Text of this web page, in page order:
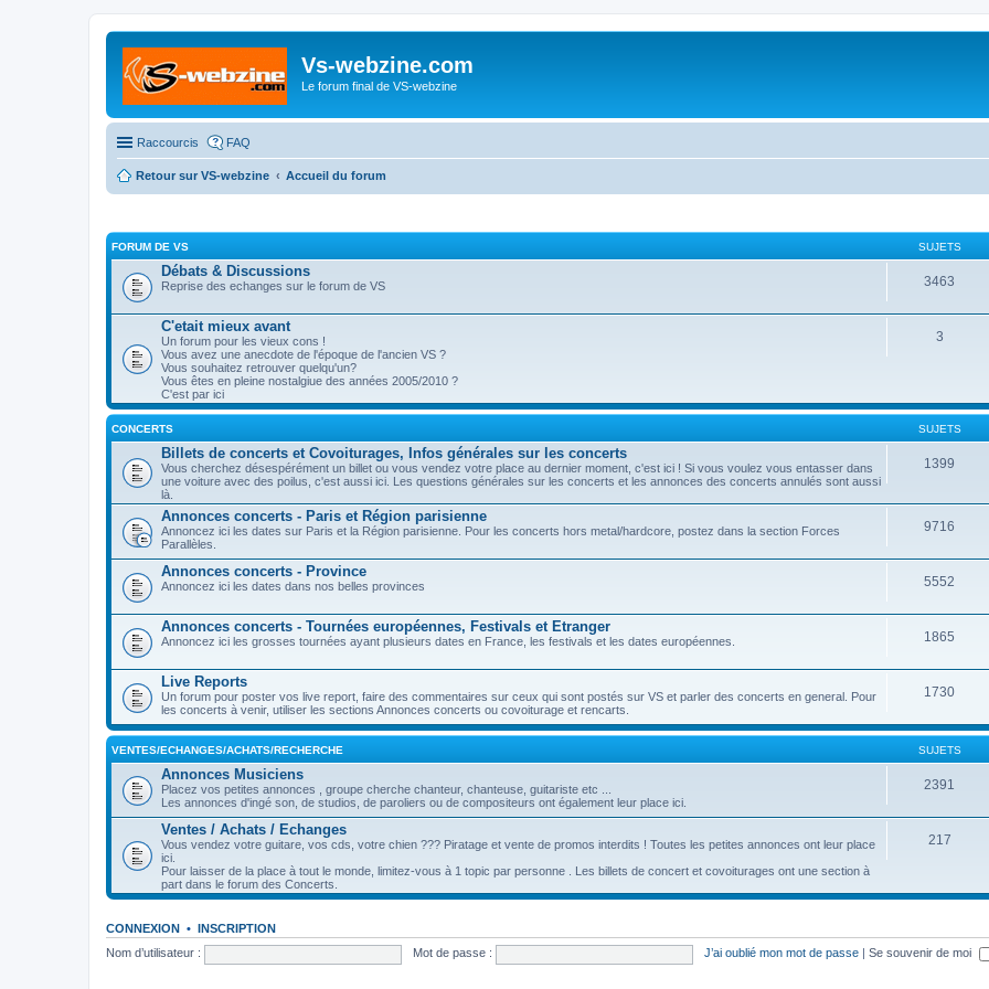
Vs-webzine.com
Le forum final de VS-webzine
Raccourcis FAQ
Retour sur VS-webzine Accueil du forum
FORUM DE VS SUJETS
Débats & Discussions
Reprise des echanges sur le forum de VS 3463
C'etait mieux avant
Un forum pour les vieux cons !
Vous avez une anecdote de l'époque de l'ancien VS ?
Vous souhaitez retrouver quelqu'un?
Vous êtes en pleine nostalgiue des années 2005/2010 ?
C'est par ici
3
CONCERTS SUJETS
Billets de concerts et Covoiturages, Infos générales sur les concerts
Vous cherchez désespérément un billet ou vous vendez votre place au dernier moment, c'est ici ! Si vous voulez vous entasser dans
une voiture avec des poilus, c'est aussi ici. Les questions générales sur les concerts et les annonces des concerts annulés sont aussi
là.
1399
Annonces concerts - Paris et Région parisienne
Annoncez ici les dates sur Paris et la Région parisienne. Pour les concerts hors metal/hardcore, postez dans la section Forces
Parallèles.
9716
Annonces concerts - Province
Annoncez ici les dates dans nos belles provinces 5552
Annonces concerts - Tournées européennes, Festivals et Etranger
Annoncez ici les grosses tournées ayant plusieurs dates en France, les festivals et les dates européennes. 1865
Live Reports
Un forum pour poster vos live report, faire des commentaires sur ceux qui sont postés sur VS et parler des concerts en general. Pour
les concerts à venir, utiliser les sections Annonces concerts ou covoiturage et rencarts.
1730
VENTES/ECHANGES/ACHATS/RECHERCHE SUJETS
Annonces Musiciens
Placez vos petites annonces , groupe cherche chanteur, chanteuse, guitariste etc ...
Les annonces d'ingé son, de studios, de paroliers ou de compositeurs ont également leur place ici.
2391
Ventes / Achats / Echanges
Vous vendez votre guitare, vos cds, votre chien ??? Piratage et vente de promos interdits ! Toutes les petites annonces ont leur place
ici.
Pour laisser de la place à tout le monde, limitez-vous à 1 topic par personne . Les billets de concert et covoiturages ont une section à
part dans le forum des Concerts.
217
CONNEXION • INSCRIPTION
Nom d’utilisateur :
Mot de passe : J’ai oublié mon mot de passe Se souvenir de moi